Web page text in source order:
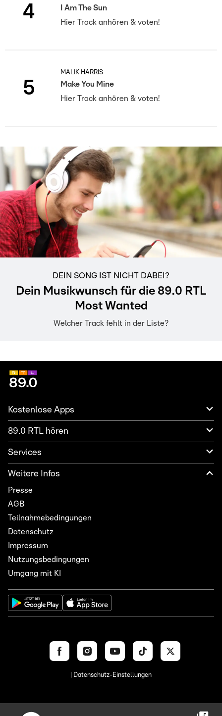
4
I Am The Sun
Hier Track anhören & voten!
5
MALIK HARRIS
Make You Mine
Hier Track anhören & voten!
DEIN SONG IST NICHT DABEI?
Dein Musikwunsch für die 89.0 RTL
Most Wanted
Welcher Track fehlt in der Liste?
Kostenlose Apps
89.0 RTL hören
Services
Weitere Infos
Presse
AGB
Teilnahmebedingungen
Datenschutz
Impressum
Nutzungsbedingungen
Umgang mit KI
| Datenschutz-Einstellungen